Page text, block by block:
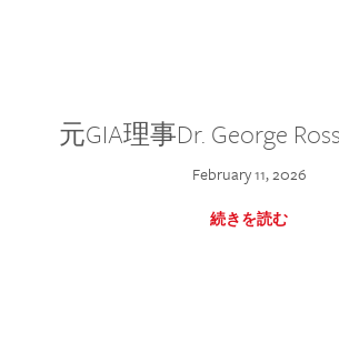
元GIA理事Dr. George
February 11, 2026
続きを読む